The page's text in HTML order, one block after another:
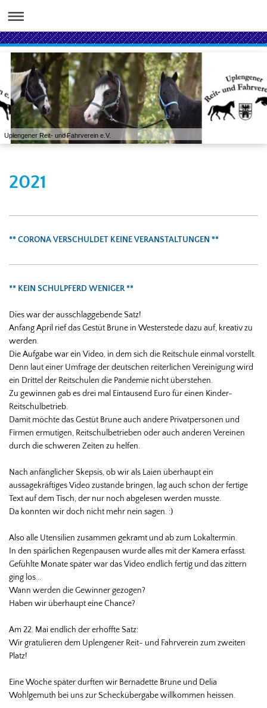
Uplengener Reit- und Fahrverein e.V.
2021
** CORONA VERSCHULDET KEINE VERANSTALTUNGEN **
** KEIN SCHULPFERD WENIGER **
Dies war der ausschlaggebende Satz!
Anfang April rief das Gestüt Brune in Westerstede dazu auf, kreativ zu
werden.
Die Aufgabe war ein Video, in dem sich die Reitschule einmal vorstellt.
Denn laut einer Umfrage der deutschen reiterlichen Vereinigung wird
ein Drittel der Reitschulen die Pandemie nicht überstehen.
Zu gewinnen gab es drei mal Eintausend Euro für einen Kinder-
Reitschulbetrieb.
Damit möchte das Gestüt Brune auch andere Privatpersonen und
Firmen ermutigen, Reitschulbetrieben oder auch anderen Vereinen
durch die schweren Zeiten zu helfen.
Nach anfänglicher Skepsis, ob wir als Laien überhaupt ein
aussagekräftiges Video zustande bringen, lag auch schon der fertige
Text auf dem Tisch, der nur noch abgelesen werden musste.
Da konnten wir doch nicht mehr nein sagen. :)
Also alle Utensilien zusammen gekramt und ab zum Lokaltermin.
In den spärlichen Regenpausen wurde alles mit der Kamera erfasst.
Gefühlte Monate später war das Video endlich fertig und das zittern
ging los...
Wann werden die Gewinner gezogen?
Haben wir überhaupt eine Chance?
Am 22. Mai endlich der erhoffte Satz:
Wir gratulieren dem Uplengener Reit- und Fahrverein zum zweiten
Platz!
Eine Woche später durften wir Bernadette Brune und Delia
Wohlgemuth bei uns zur Scheckübergabe willkommen heissen.